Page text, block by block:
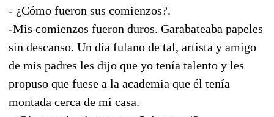
- ¿Cómo fueron sus comienzos?.
-Mis comienzos fueron duros. Garabateaba papeles
sin descanso. Un día fulano de tal, artista y amigo
de mis padres les dijo que yo tenía talento y les
propuso que fuese a la academia que él tenía
montada cerca de mi casa.